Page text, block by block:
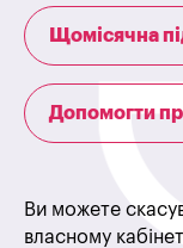
Щомісячна
Допомогти
Ви можете
власному